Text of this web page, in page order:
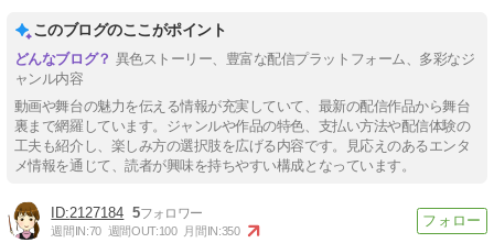
このブログのここがポイント
異色ストーリー、豊富な配信プラットフォーム、多彩なジ
ャンル内容
動画や舞台の魅力を伝える情報が充実していて、最新の配信作品から舞台
裏まで網羅しています。ジャンルや作品の特色、支払い方法や配信体験の
工夫も紹介し、楽しみ方の選択肢を広げる内容です。見応えのあるエンタ
メ情報を通じて、読者が興味を持ちやすい構成となっています。
2127184 5
週間IN:70 週間OUT:100 月間IN:350